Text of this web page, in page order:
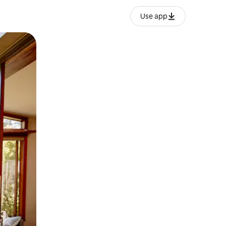
Use app
desliza el dedo.